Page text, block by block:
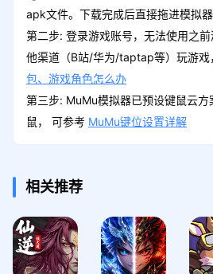
apk文件。下载完成后直接拖进模拟器
第二步: 登录游戏账号，无法使用之
他渠道（B站/华为/taptap等）玩游戏
包、游戏角色怎么办
第三步: MuMu模拟器已预设键鼠云
鼠， 可参考 MuMu键位设置详解
相关推荐